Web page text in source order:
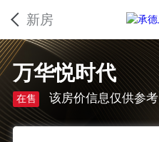
新房
万华悦时代
在售 该房价信息仅供参考